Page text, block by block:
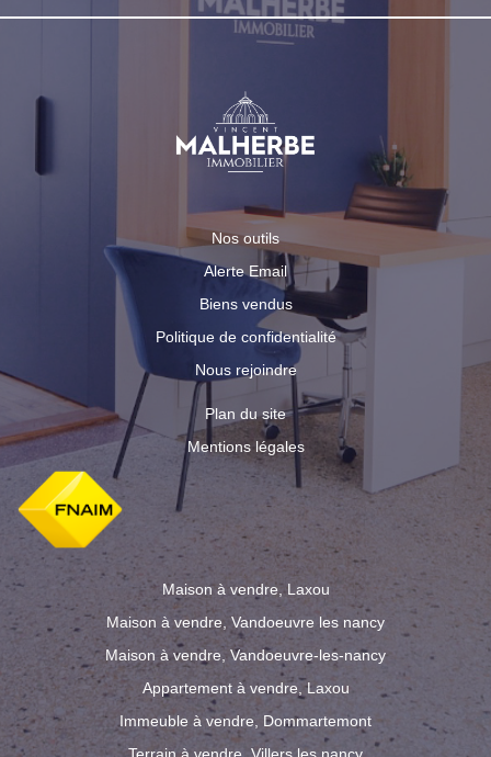
Nos outils
Alerte Email
Biens vendus
Politique de confidentialité
Nous rejoindre
Plan du site
Mentions légales
Maison à vendre, Laxou
Maison à vendre, Vandoeuvre les nancy
Maison à vendre, Vandoeuvre-les-nancy
Appartement à vendre, Laxou
Immeuble à vendre, Dommartemont